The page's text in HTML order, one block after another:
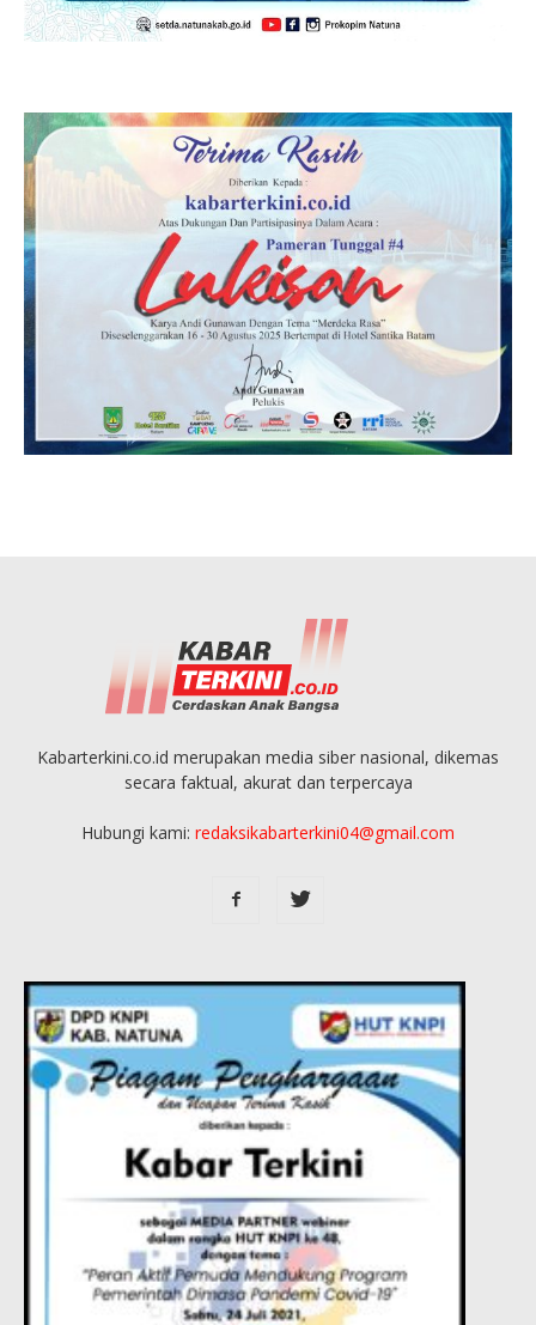
Kabarterkini.co.id merupakan media siber nasional, dikemas
secara faktual, akurat dan terpercaya
Hubungi kami: redaksikabarterkini04@gmail.com